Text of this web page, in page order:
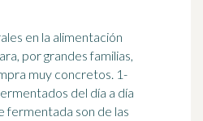
en la alimentación
por grandes familias,
muy concretos. 1-
del día a día
fermentada son de las